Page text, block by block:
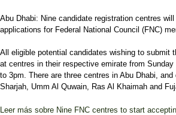
Abu Dhabi: Nine candidate registration centres
applications for Federal National Council (FNC)
All eligible potential candidates wishing to submit
at centres in their respective emirate from Sunday
to 3pm. There are three centres in Abu Dhabi, and
Sharjah, Umm Al Quwain, Ras Al Khaimah and
Leer más sobre Nine FNC centres to start